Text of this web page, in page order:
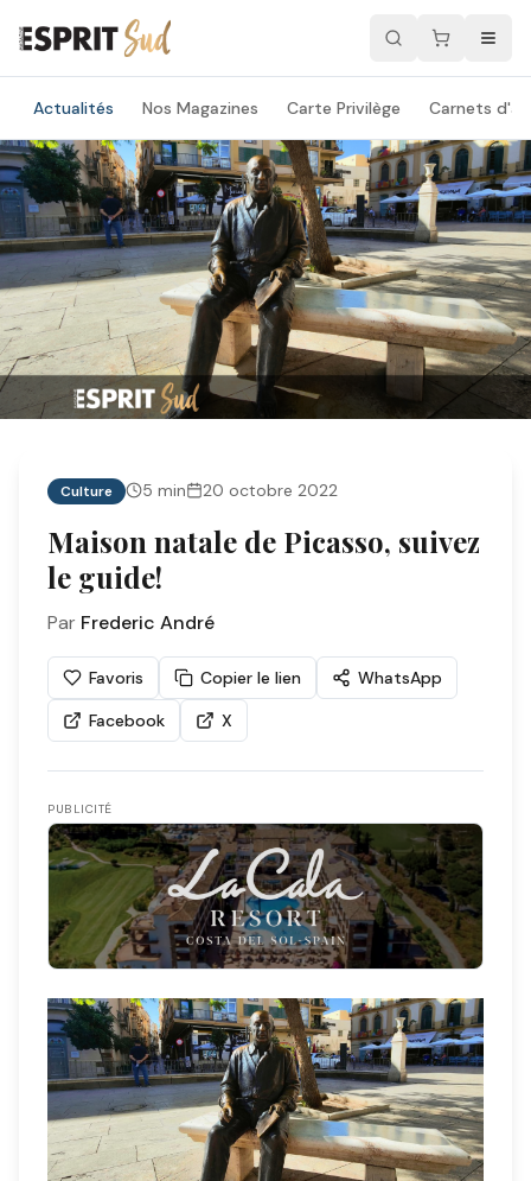
Actualités Nos Magazines Carte Privilège Carnets
Culture 5 min 20 octobre 2022
Maison natale de Picasso, suivez
le guide!
Par Frederic André
Favoris Copier le lien
WhatsApp
Facebook
X
PUBLICITÉ